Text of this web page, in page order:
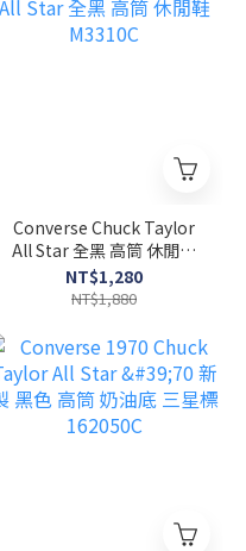
Converse Chuck Taylor
All Star 全黑 高筒 休閒鞋
M3310C
NT$1,280
NT$1,880